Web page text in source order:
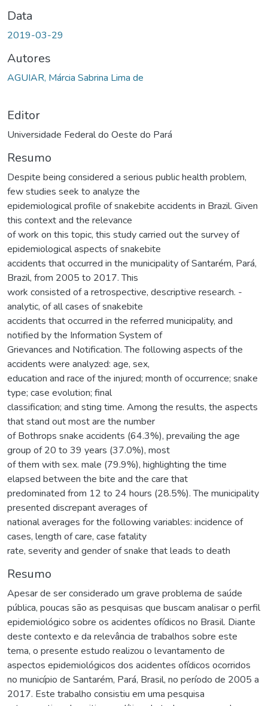
Data
2019-03-29
Autores
AGUIAR, Márcia Sabrina Lima de
Editor
Universidade Federal do Oeste do Pará
Resumo
Despite being considered a serious public health problem,
few studies seek to analyze the
epidemiological profile of snakebite accidents in Brazil. Given
this context and the relevance
of work on this topic, this study carried out the survey of
epidemiological aspects of snakebite
accidents that occurred in the municipality of Santarém, Pará,
Brazil, from 2005 to 2017. This
work consisted of a retrospective, descriptive research. -
analytic, of all cases of snakebite
accidents that occurred in the referred municipality, and
notified by the Information System of
Grievances and Notification. The following aspects of the
accidents were analyzed: age, sex,
education and race of the injured; month of occurrence; snake
type; case evolution; final
classification; and sting time. Among the results, the aspects
that stand out most are the number
of Bothrops snake accidents (64.3%), prevailing the age
group of 20 to 39 years (37.0%), most
of them with sex. male (79.9%), highlighting the time
elapsed between the bite and the care that
predominated from 12 to 24 hours (28.5%). The municipality
presented discrepant averages of
national averages for the following variables: incidence of
cases, length of care, case fatality
rate, severity and gender of snake that leads to death
Resumo
Apesar de ser considerado um grave problema de saúde
pública, poucas são as pesquisas que buscam analisar o perfil
epidemiológico sobre os acidentes ofídicos no Brasil. Diante
deste contexto e da relevância de trabalhos sobre este
tema, o presente estudo realizou o levantamento de
aspectos epidemiológicos dos acidentes ofídicos ocorridos
no município de Santarém, Pará, Brasil, no período de 2005 a
2017. Este trabalho consistiu em uma pesquisa